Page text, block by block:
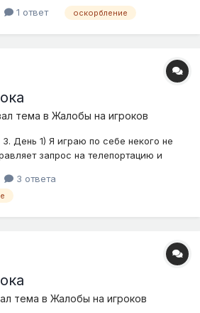
что это я написал жалобу и
1 ответ оскорбление
тема в Жалобы на игроков
3. День 1) Я играю по себе некого не
запрос на телепортацию и
меня и начинает бить Ванджарой,
вроде "ААААА вот ты ***** ты
3 ответа
тема в Жалобы на игроков